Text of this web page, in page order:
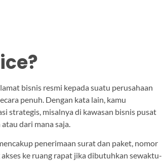
bisnis resmi kepada suatu perusahaan
penuh. Dengan kata lain, kamu
strategis, misalnya di kawasan bisnis pusat
dari mana saja.
penerimaan surat dan paket, nomor
ke ruang rapat jika dibutuhkan sewaktu-